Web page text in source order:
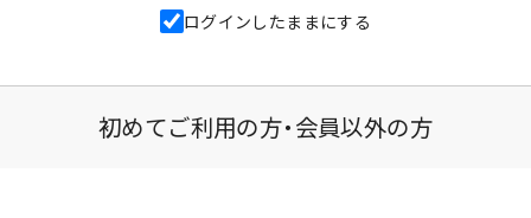
ログインしたままにする
初めてご利用の方・会員以外の方